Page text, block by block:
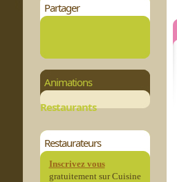
Partager
Animations
Restaurants
Restaurateurs
Inscrivez vous
gratuitement sur Cuisine